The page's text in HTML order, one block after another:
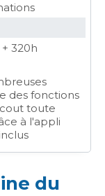
320h
des fonctions
toute
à l'appli
du